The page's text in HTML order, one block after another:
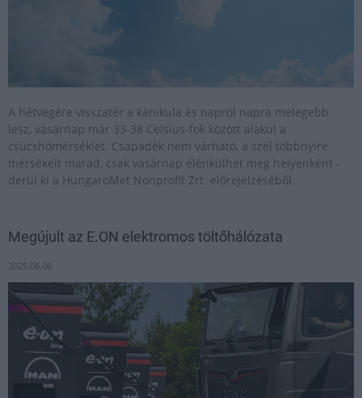
A hétvégére visszatér a kánikula és napról napra melegebb
lesz, vasárnap már 33-38 Celsius-fok között alakul a
csúcshőmérséklet. Csapadék nem várható, a szél többnyire
mérsékelt marad, csak vasárnap élénkülhet meg helyenként -
derül ki a HungaroMet Nonprofit Zrt. előrejelzéséből.
Megújult az E.ON elektromos töltőhálózata
2025.08.06